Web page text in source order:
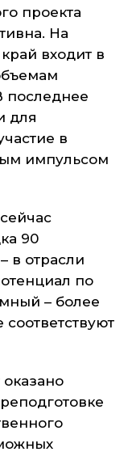
проекта
На
входит в
последнее
для
в
импульсом
90
в отрасли
по
– более
оказано